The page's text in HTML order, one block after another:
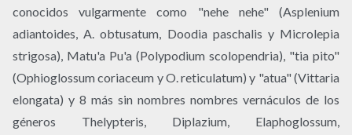
conocidos vulgarmente como "nehe nehe" (Asplenium
adiantoides, A. obtusatum, Doodia paschalis y Microlepia
strigosa), Matu'a Pu'a (Polypodium scolopendria), "tia pito"
(Ophioglossum coriaceum y O. reticulatum) y "atua" (Vittaria
elongata) y 8 más sin nombres nombres vernáculos de los
géneros Thelypteris, Diplazium, Elaphoglossum,